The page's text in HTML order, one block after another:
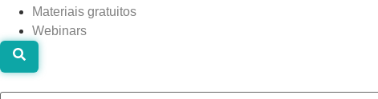
Materiais gratuitos
Webinars